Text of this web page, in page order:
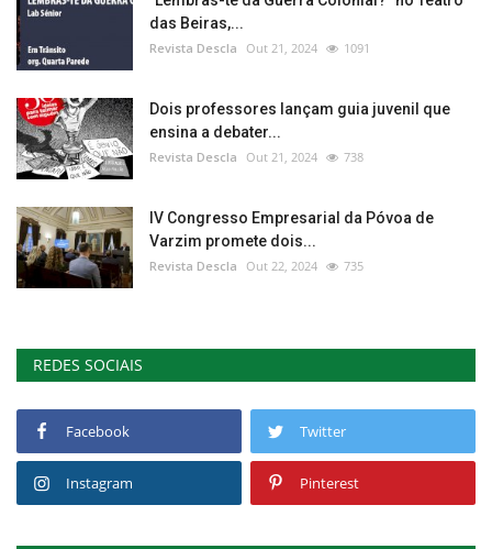
das Beiras,...
Revista Descla Out 21, 2024 1091
Dois professores lançam guia juvenil que
ensina a debater...
Revista Descla Out 21, 2024 738
IV Congresso Empresarial da Póvoa de
Varzim promete dois...
Revista Descla Out 22, 2024 735
REDES SOCIAIS
Facebook Twitter
Instagram Pinterest